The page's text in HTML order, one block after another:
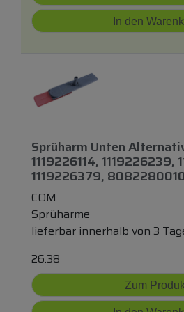
In den
Sprüharm Unten
1119226114, 1119226239,
1119226379,
COM
Sprüharme
lieferbar innerhalb von 3
26.38
Zum